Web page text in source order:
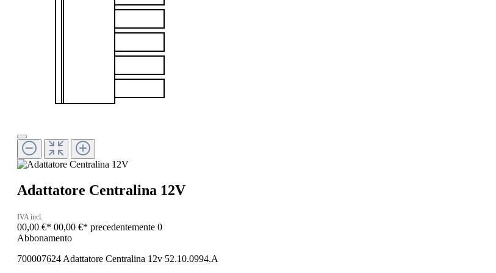
Adattatore Centralina 12V
IVA incl.
00,00 €* 00,00 €* precedentemente 0
Abbonamento
700007624 Adattatore Centralina 12v 52.10.0994.A